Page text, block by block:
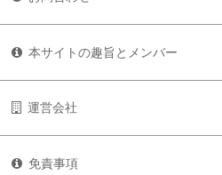
本サイトの趣旨とメンバー
運営会社
免責事項